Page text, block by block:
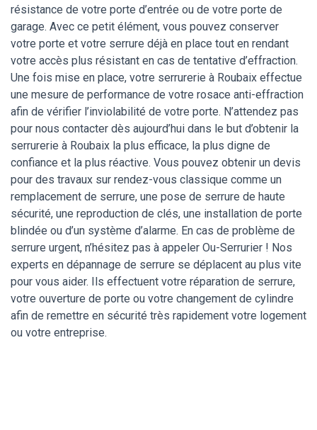
résistance de votre porte d’entrée ou de votre porte de
garage. Avec ce petit élément, vous pouvez conserver
votre porte et votre serrure déjà en place tout en rendant
votre accès plus résistant en cas de tentative d’effraction.
Une fois mise en place, votre serrurerie à Roubaix effectue
une mesure de performance de votre rosace anti-effraction
afin de vérifier l’inviolabilité de votre porte. N’attendez pas
pour nous contacter dès aujourd’hui dans le but d’obtenir la
serrurerie à Roubaix la plus efficace, la plus digne de
confiance et la plus réactive. Vous pouvez obtenir un devis
pour des travaux sur rendez-vous classique comme un
remplacement de serrure, une pose de serrure de haute
sécurité, une reproduction de clés, une installation de porte
blindée ou d’un système d’alarme. En cas de problème de
serrure urgent, n’hésitez pas à appeler Ou-Serrurier ! Nos
experts en dépannage de serrure se déplacent au plus vite
pour vous aider. Ils effectuent votre réparation de serrure,
votre ouverture de porte ou votre changement de cylindre
afin de remettre en sécurité très rapidement votre logement
ou votre entreprise.